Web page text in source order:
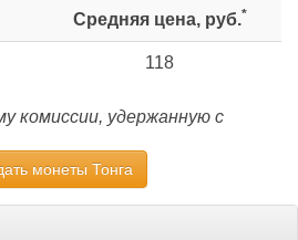
Средняя цена, руб.*
118
комиссии, удержанную с
монеты Тонга